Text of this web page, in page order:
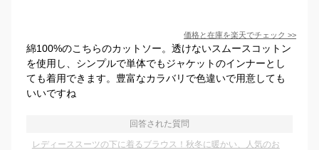
価格と在庫を楽天でチェック >>
綿100%のこちらのカットソー。透けないスムースコットン
を使用し、シンプルで単体でもジャケットのインナーとし
ても着用できます。豊富なカラバリで色違いで用意しても
いいですね
回答された質問
レディーススーツの下に着るブラウス！秋冬に暖かい、人気のお